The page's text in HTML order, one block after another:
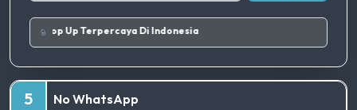
Tempat Top Up Terpercaya Di Indonesia
5 No WhatsApp